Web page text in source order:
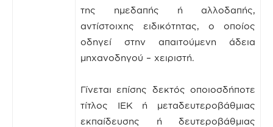
της ημεδαπής ή αλλοδαπής,
αντίστοιχης ειδικότητας, ο οποίος
οδηγεί στην απαιτούμενη άδεια
μηχανοδηγού – χειριστή.
Γίνεται επίσης δεκτός οποιοσδήποτε
τίτλος ΙΕΚ ή μεταδευτεροβάθμιας
εκπαίδευσης ή δευτεροβάθμιας